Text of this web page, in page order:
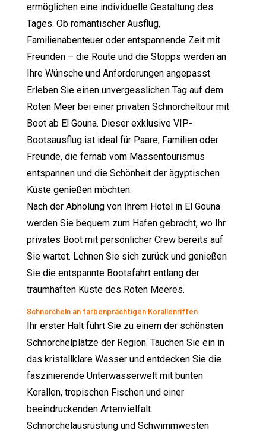
ermöglichen eine individuelle Gestaltung des
Tages. Ob romantischer Ausflug,
Familienabenteuer oder entspannende Zeit mit
Freunden – die Route und die Stopps werden an
Ihre Wünsche und Anforderungen angepasst.
Erleben Sie einen unvergesslichen Tag auf dem
Roten Meer bei einer privaten Schnorcheltour mit
Boot ab El Gouna. Dieser exklusive VIP-
Bootsausflug ist ideal für Paare, Familien oder
Freunde, die fernab vom Massentourismus
entspannen und die Schönheit der ägyptischen
Küste genießen möchten.
Nach der Abholung von Ihrem Hotel in El Gouna
werden Sie bequem zum Hafen gebracht, wo Ihr
privates Boot mit persönlicher Crew bereits auf
Sie wartet. Lehnen Sie sich zurück und genießen
Sie die entspannte Bootsfahrt entlang der
traumhaften Küste des Roten Meeres.
Schnorcheln an farbenprächtigen Korallenriffen
Ihr erster Halt führt Sie zu einem der schönsten
Schnorchelplätze der Region. Tauchen Sie ein in
das kristallklare Wasser und entdecken Sie die
faszinierende Unterwasserwelt mit bunten
Korallen, tropischen Fischen und einer
beeindruckenden Artenvielfalt.
Schnorchelausrüstung und Schwimmwesten